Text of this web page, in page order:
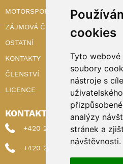
cookies
Tyto
soubory
nástroje s
analýzy
stránek a
návštěvnosti.
MOTORSPORT
ZÁJMOVÁ ČINNOST
OSTATNÍ
KONTAKTY
ČLENSTVÍ
LICENCE
KONTAKTY
+420 222 898 224
+420 222 898 221 (členství)